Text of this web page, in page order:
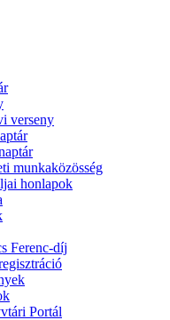
verseny
munkaközösség
honlapok
Ferenc-díj
Portál